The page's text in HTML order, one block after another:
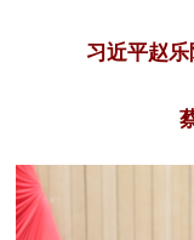
习近平赵